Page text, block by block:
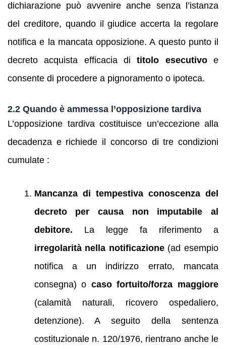
dichiarazione può avvenire anche senza l’istanza
del creditore, quando il giudice accerta la regolare
notifica e la mancata opposizione. A questo punto il
decreto acquista efficacia dititolo esecutivoe
consente di procedere a pignoramento o ipoteca.
2.2 Quando è ammessa l’opposizione tardiva
L’opposizione tardiva costituisce un’eccezione alla
decadenza e richiede il concorso di tre condizioni
cumulate :
Mancanza di tempestiva conoscenza del
decreto per causa non imputabile al
debitore. La legge fa riferimento a
irregolarità nella notificazione(ad esempio
notifica a un indirizzo errato, mancata
consegna) o caso fortuito/forza maggiore
(calamità naturali, ricovero ospedaliero,
detenzione). A seguito della sentenza
costituzionale n. 120/1976, rientrano anche le